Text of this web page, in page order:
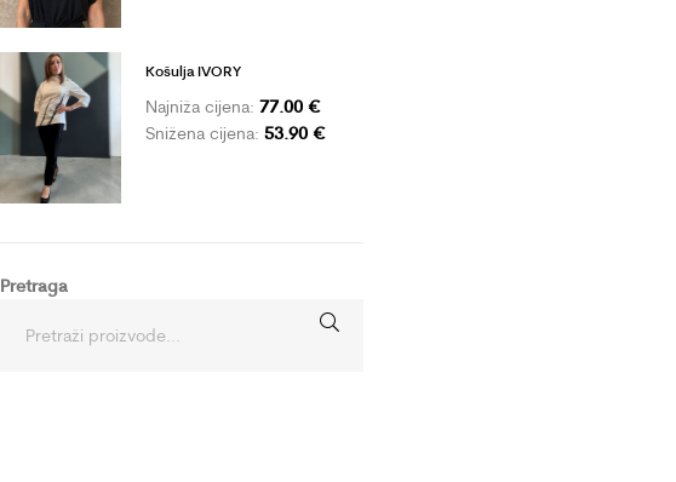
Košulja IVORY
Najniža cijena: 77.00 €
Snižena cijena: 53.90 €
Pretraga